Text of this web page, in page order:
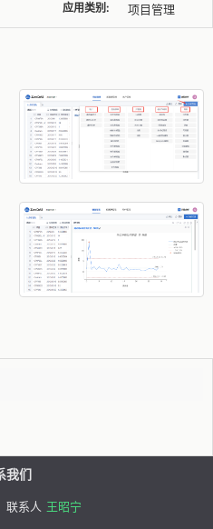
应用类别: 项目管理
我们
联系人 王昭宁